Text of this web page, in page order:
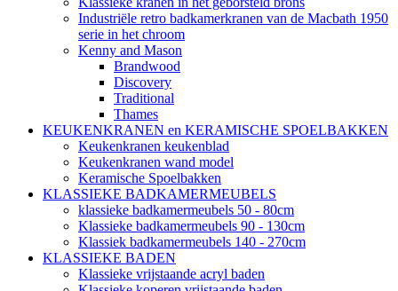
Industriële retro badkamerkranen van de Macbath 1950
serie in het chroom
Kenny and Mason
Brandwood
Discovery
Traditional
Thames
KEUKENKRANEN en KERAMISCHE SPOELBAKKEN
Keukenkranen keukenblad
Keukenkranen wand model
Keramische Spoelbakken
KLASSIEKE BADKAMERMEUBELS
klassieke badkamermeubels 50 - 80cm
Klassieke badkamermeubels 90 - 130cm
Klassiek badkamermeubels 140 - 270cm
KLASSIEKE BADEN
Klassieke vrijstaande acryl baden